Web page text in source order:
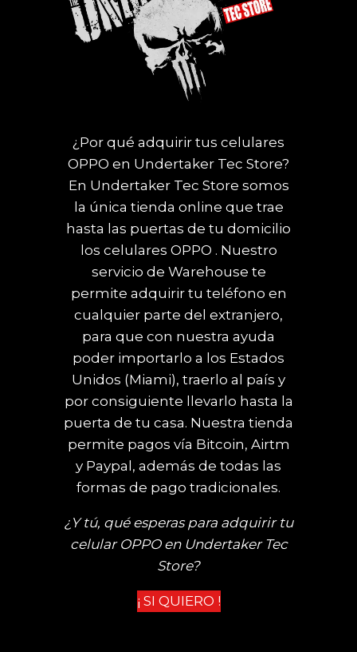
¿Por qué adquirir tus celulares
OPPO en Undertaker Tec Store?
En Undertaker Tec Store somos
la única tienda online que trae
hasta las puertas de tu domicilio
los celulares OPPO . Nuestro
servicio de Warehouse te
permite adquirir tu teléfono en
cualquier parte del extranjero,
para que con nuestra ayuda
poder importarlo a los Estados
Unidos (Miami), traerlo al país y
por consiguiente llevarlo hasta la
puerta de tu casa. Nuestra tienda
permite pagos vía Bitcoin, Airtm
y Paypal, además de todas las
formas de pago tradicionales.
¿Y tú, qué esperas para adquirir tu
celular OPPO en Undertaker Tec
Store?
¡ SI QUIERO !